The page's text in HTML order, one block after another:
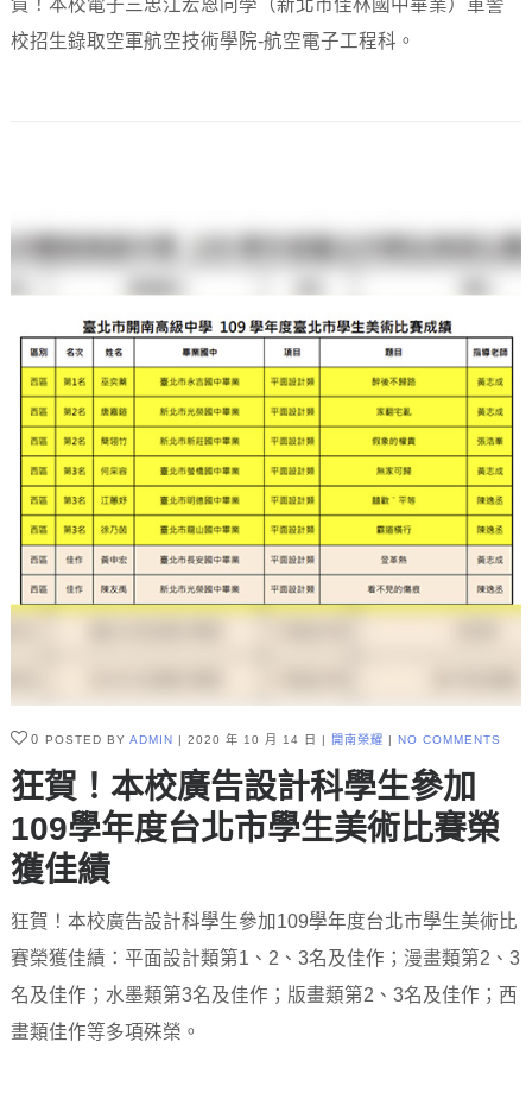
賀！本校電子三忠江宏恩同學（新北市佳林國中畢業）軍警
校招生錄取空軍航空技術學院-航空電子工程科。
0 POSTED BY ADMIN 2020 年 10 月 14 日 開南榮耀 NO COMMENTS
狂賀！本校廣告設計科學生參加
109學年度台北市學生美術比賽榮
獲佳績
狂賀！本校廣告設計科學生參加109學年度台北市學生美術比
賽榮獲佳績：平面設計類第1、2、3名及佳作；漫畫類第2、3
名及佳作；水墨類第3名及佳作；版畫類第2、3名及佳作；西
畫類佳作等多項殊榮。